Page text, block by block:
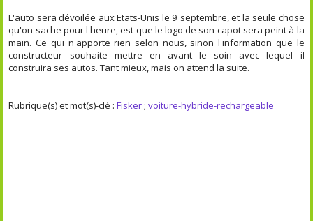
L'auto sera dévoilée aux Etats-Unis le 9 septembre, et la seule chose
qu'on sache pour l'heure, est que le logo de son capot sera peint à la
main. Ce qui n'apporte rien selon nous, sinon l'information que le
constructeur souhaite mettre en avant le soin avec lequel il
construira ses autos. Tant mieux, mais on attend la suite.
Rubrique(s) et mot(s)-clé :Fisker;voiture-hybride-rechargeable